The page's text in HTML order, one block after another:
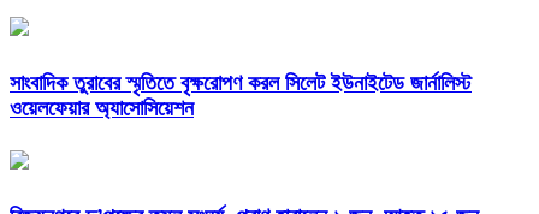
সাংবাদিক তুরাবের স্মৃতিতে বৃক্ষরোপণ করল সিলেট ইউনাইটেড জার্নালিস্ট
ওয়েলফেয়ার অ্যাসোসিয়েশন